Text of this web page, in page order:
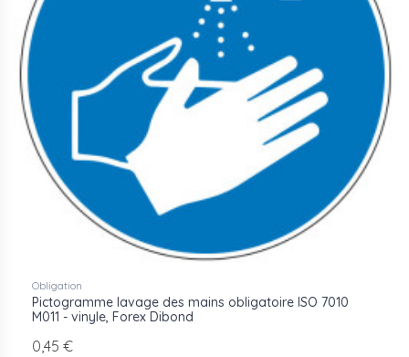
Obligation
Pictogramme lavage des mains obligatoire ISO 7010
M011 - vinyle, Forex Dibond
0,45 €